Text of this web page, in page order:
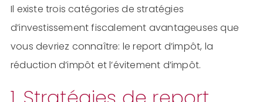
Il existe trois catégories de stratégies
d’investissement fiscalement avantageuses que
vous devriez connaître: le report d’impôt, la
réduction d’impôt et l’évitement d’impôt.